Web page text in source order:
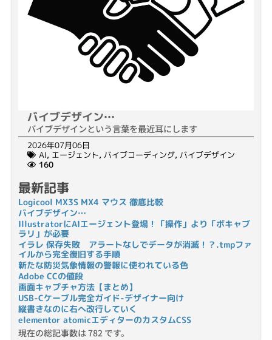
バイブデザイン…
バイブデザインという言葉を最近耳にします
2026年07月06日
AI, エージェント, バイブコーディング, バイブデザイン
160
最新記事
Logicool MX3S MX4 マウス 徹底比較
バイブデザイン…
IllustratorにAIエージェント登場！「操作」より「ボキャブ
ラリ」が必要
イラレ 保存失敗 アラートなしでデータが消滅！？.tmpファ
イルから完全復旧する手順
新たな防災気象情報の警報に使われている色
Adobe CCの値段
画面キャプチャ方法【まとめ】
USB-Cケーブル完全ガイド-デザイナー向け
縦書きなのに右へ改行していく
elementor atomicエディターのカスタムCSS
現在の総記事数は 782 です。